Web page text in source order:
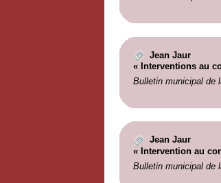
Jean Jaur
« Interventions au
Bulletin municipal de
Jean Jaur
« Intervention au
Bulletin municipal de